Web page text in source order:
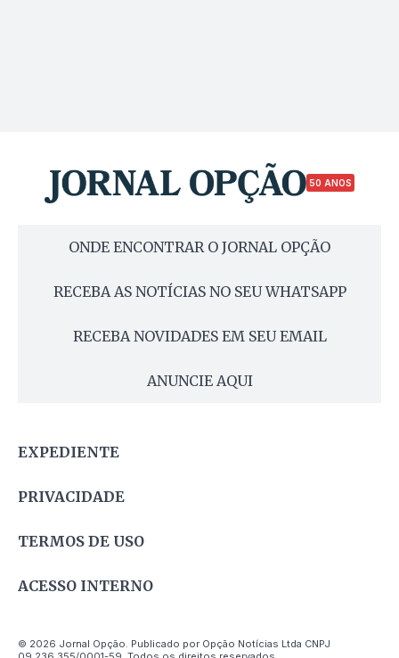
50 ANOS
ONDE ENCONTRAR O JORNAL OPÇÃO
RECEBA AS NOTÍCIAS NO SEU WHATSAPP
RECEBA NOVIDADES EM SEU EMAIL
ANUNCIE AQUI
EXPEDIENTE
PRIVACIDADE
TERMOS DE USO
ACESSO INTERNO
© 2026 Jornal Opção. Publicado por Opção Notícias Ltda CNPJ